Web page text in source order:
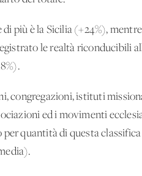
più è la Sicilia (+24%),
le realtà riconducibili
congregazioni, istituti
ed i movimenti
quantità di questa